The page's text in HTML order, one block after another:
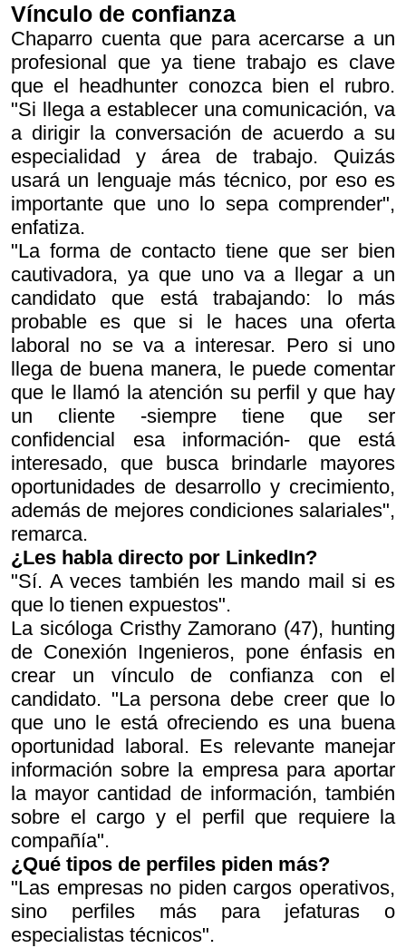
Vínculo de confianza
Chaparro cuenta que para acercarse a un
profesional que ya tiene trabajo es clave
que el headhunter conozca bien el rubro.
"Si llega a establecer una comunicación, va
a dirigir la conversación de acuerdo a su
especialidad y área de trabajo. Quizás
usará un lenguaje más técnico, por eso es
importante que uno lo sepa comprender",
enfatiza.
"La forma de contacto tiene que ser bien
cautivadora, ya que uno va a llegar a un
candidato que está trabajando: lo más
probable es que si le haces una oferta
laboral no se va a interesar. Pero si uno
llega de buena manera, le puede comentar
que le llamó la atención su perfil y que hay
un cliente -siempre tiene que ser
confidencial esa información- que está
interesado, que busca brindarle mayores
oportunidades de desarrollo y crecimiento,
además de mejores condiciones salariales",
remarca.
¿Les habla directo por LinkedIn?
"Sí. A veces también les mando mail si es
que lo tienen expuestos".
La sicóloga Cristhy Zamorano (47), hunting
de Conexión Ingenieros, pone énfasis en
crear un vínculo de confianza con el
candidato. "La persona debe creer que lo
que uno le está ofreciendo es una buena
oportunidad laboral. Es relevante manejar
información sobre la empresa para aportar
la mayor cantidad de información, también
sobre el cargo y el perfil que requiere la
compañía".
¿Qué tipos de perfiles piden más?
"Las empresas no piden cargos operativos,
sino perfiles más para jefaturas o
especialistas técnicos".